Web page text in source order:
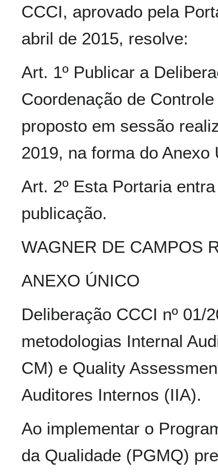
CCCI, aprovado pela
abril de 2015, resolve:
Art. 1º Publicar a
Coordenação de
proposto em sessão
2019, na forma do
Art. 2º Esta Portaria
publicação.
WAGNER DE CAMPOS
ANEXO ÚNICO
Deliberação CCCI nº 01/
metodologias Internal
CM) e Quality
Auditores Internos (IIA).
Ao implementar o
da Qualidade (PGMQ)